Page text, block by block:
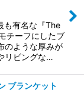
も有名な『The
チーフにしたブ
のような厚みが
リビングな…
ブランケット